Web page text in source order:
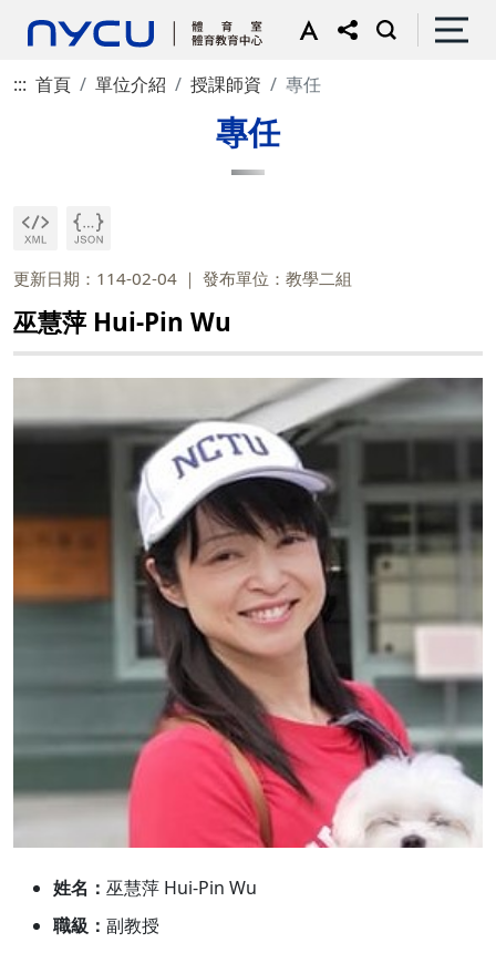
::: 首頁 單位介紹 授課師資 專任
專任
更新日期：114-02-04 發布單位：教學二組
巫慧萍 Hui-Pin Wu
姓名： 巫慧萍 Hui-Pin Wu
職級： 副教授